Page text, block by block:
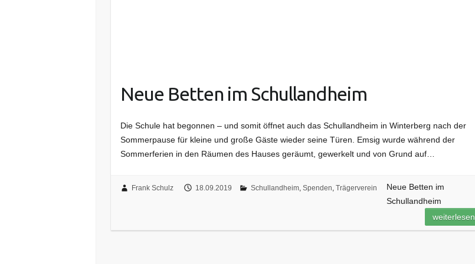
Neue Betten im Schullandheim
Die Schule hat begonnen – und somit öffnet auch das Schullandheim in Winterberg nach der
Sommerpause für kleine und große Gäste wieder seine Türen. Emsig wurde während der
Sommerferien in den Räumen des Hauses geräumt, gewerkelt und von Grund auf…
Frank Schulz 18.09.2019 Schullandheim, Spenden, Trägerverein
Neue Betten im
Schullandheim
weiterlesen